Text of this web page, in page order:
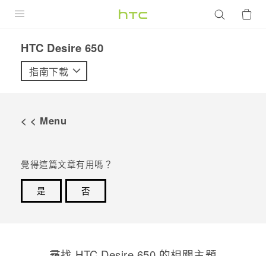
VIVE
VIVERSE
優惠專區
HTC Desire 650‎
指南下載
< < Menu
覺得這篇文章有用嗎？
是
否